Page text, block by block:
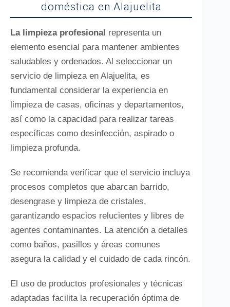
doméstica en Alajuelita
La limpieza profesional representa un
elemento esencial para mantener ambientes
saludables y ordenados. Al seleccionar un
servicio de limpieza en Alajuelita, es
fundamental considerar la experiencia en
limpieza de casas, oficinas y departamentos,
así como la capacidad para realizar tareas
específicas como desinfección, aspirado o
limpieza profunda.
Se recomienda verificar que el servicio incluya
procesos completos que abarcan barrido,
desengrase y limpieza de cristales,
garantizando espacios relucientes y libres de
agentes contaminantes. La atención a detalles
como baños, pasillos y áreas comunes
asegura la calidad y el cuidado de cada rincón.
El uso de productos profesionales y técnicas
adaptadas facilita la recuperación óptima de